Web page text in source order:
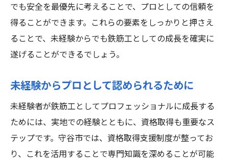
でも安全を最優先に考えることで、プロとしての信頼を
得ることができます。これらの要素をしっかりと押さえ
ることで、未経験からでも鉄筋工としての成長を確実に
遂げることができるでしょう。
未経験からプロとして認められるために
未経験者が鉄筋工としてプロフェッショナルに成長する
ためには、実地での経験とともに、資格取得も重要なス
テップです。守谷市では、資格取得支援制度が整ってお
り、これを活用することで専門知識を深めることが可能